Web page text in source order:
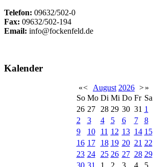
Telefon: 09632/502-0
Fax: 09632/502-194
Email: info@fockenfeld.de
Kalender
«< August 2026 >»
So Mo Di Mi Do Fr Sa
26 27 28 29 30 31 1
2
3 4 5 6 7
8
9
10 11 12 13 14 15
16 17 18 19 20 21 22
23 24 25 26 27 28 29